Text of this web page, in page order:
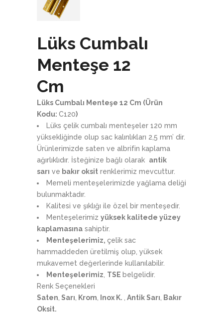
Lüks Cumbalı
Menteşe 12
Cm
Lüks Cumbalı Menteşe 12 Cm (Ürün
Kodu: C120)
Lüks çelik cumbalı menteşeler 120 mm
yüksekliğinde olup sac kalınlıkları 2,5 mm’ dir.
Ürünlerimizde saten ve albrifin kaplama
ağırlıklıdır. İsteğinize bağlı olarak antik
sarı ve bakır oksit renklerimiz mevcuttur.
Memeli menteşelerimizde yağlama deliği
bulunmaktadır.
Kalitesi ve şıklığı ile özel bir menteşedir.
Menteşelerimiz yüksek kalitede yüzey
kaplamasına sahiptir.
Menteşelerimiz, çelik sac
hammaddeden üretilmiş olup, yüksek
mukavemet değerlerinde kullanılabilir.
Menteşelerimiz, TSE belgelidir.
Renk Seçenekleri
Saten, Sarı, Krom, Inox K. , Antik Sarı, Bakır
Oksit.